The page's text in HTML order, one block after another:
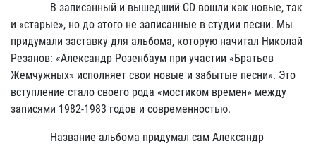
В записанный и вышедший CD вошли как новые, так
и «старые», но до этого не записанные в студии песни. Мы
придумали заставку для альбома, которую начитал Николай
Резанов: «Александр Розенбаум при участии «Братьев
Жемчужных» исполняет свои новые и забытые песни». Это
вступление стало своего рода «мостиком времен» между
записями 1982-1983 годов и современностью.
Название альбома придумал сам Александр